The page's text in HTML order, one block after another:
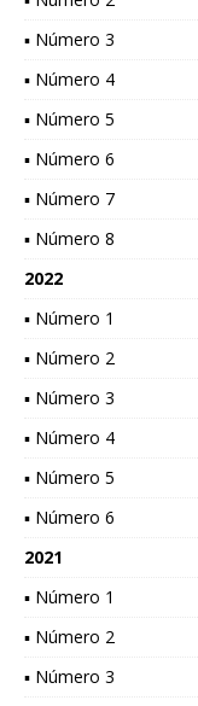
▪ Número 3
▪ Número 4
▪ Número 5
▪ Número 6
▪ Número 7
▪ Número 8
2022
▪ Número 1
▪ Número 2
▪ Número 3
▪ Número 4
▪ Número 5
▪ Número 6
2021
▪ Número 1
▪ Número 2
▪ Número 3